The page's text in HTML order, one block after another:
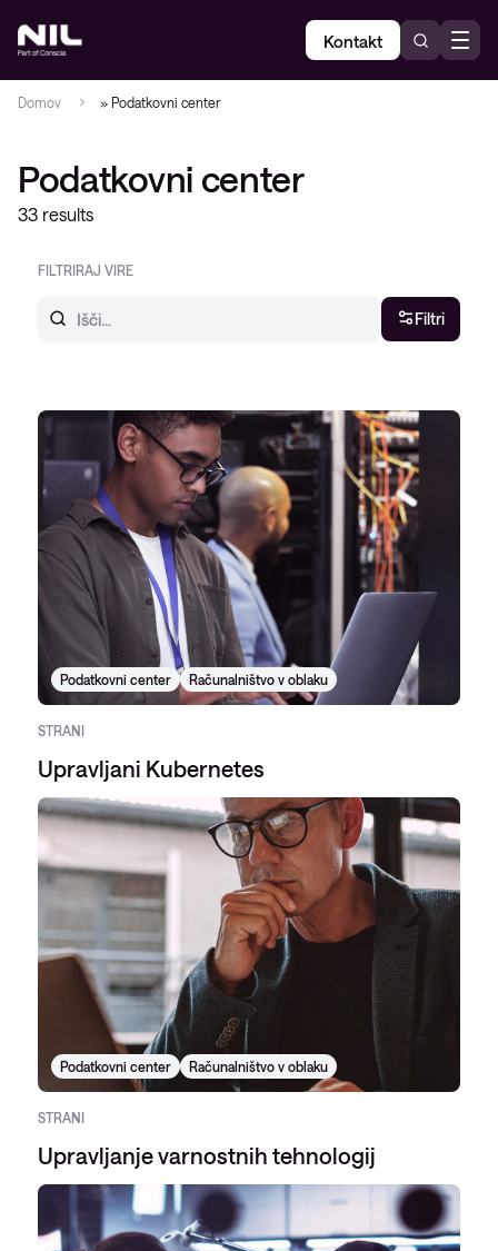
Kontakt
Domov » Podatkovni center
Podatkovni center
33 results
FILTRIRAJ VIRE
Filtri
Podatkovni center Računalništvo v oblaku
STRANI
Upravljani Kubernetes
Podatkovni center Računalništvo v oblaku
STRANI
Upravljanje varnostnih tehnologij